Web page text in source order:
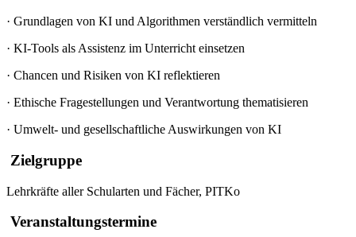
· Grundlagen von KI und Algorithmen verständlich vermitteln
· KI-Tools als Assistenz im Unterricht einsetzen
· Chancen und Risiken von KI reflektieren
· Ethische Fragestellungen und Verantwortung thematisieren
· Umwelt- und gesellschaftliche Auswirkungen von KI
Zielgruppe
Lehrkräfte aller Schularten und Fächer, PITKo
Veranstaltungstermine